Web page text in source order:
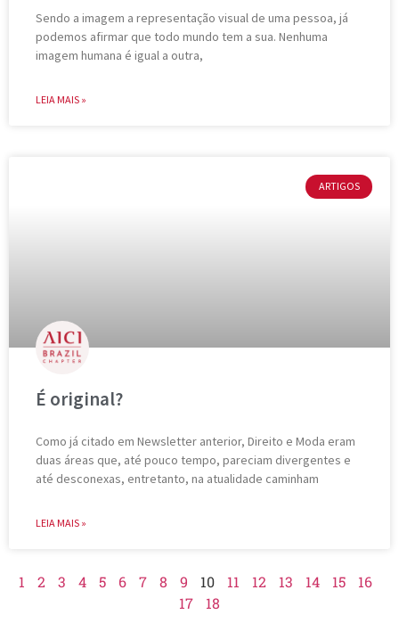
Sendo a imagem a representação visual de uma pessoa, já
podemos afirmar que todo mundo tem a sua. Nenhuma
imagem humana é igual a outra,
LEIA MAIS »
ARTIGOS
É original?
Como já citado em Newsletter anterior, Direito e Moda eram
duas áreas que, até pouco tempo, pareciam divergentes e
até desconexas, entretanto, na atualidade caminham
LEIA MAIS »
1 2 3 4 5 6 7 8 9 10 11 12 13 14 15
16
17
18